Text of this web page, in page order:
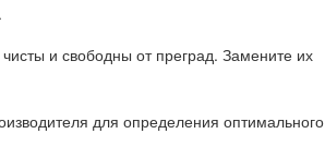
и свободны от преград. Замените их
для определения оптимального